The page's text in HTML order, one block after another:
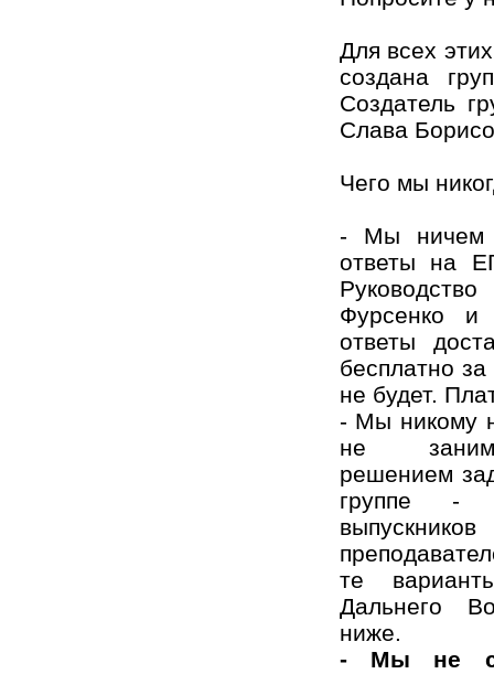
Для всех
создана
Создатель
Слава
Чего мы
- Мы ничем
ответы на
Фурсенко и
ответы
бесплатно
не будет.
- Мы никому
не
решением
группе -
те
Дальнего
ниже.
- Мы не